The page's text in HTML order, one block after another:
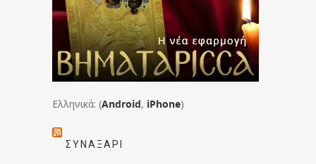
Ελληνικά: (Android, iPhone)
ΣΥΝΑΞΆΡΙ